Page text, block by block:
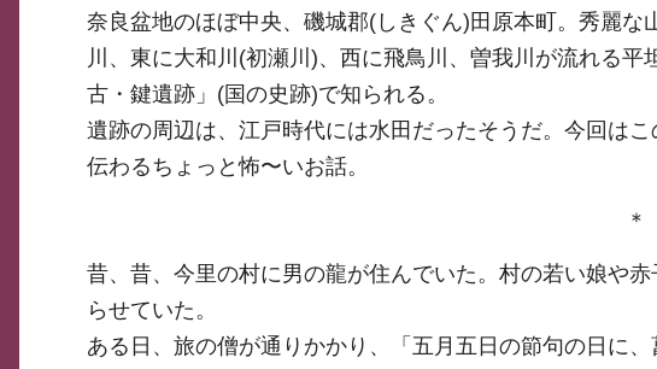
奈良盆地のほぼ中央、磯城郡(しきぐん)田原本町。秀麗
川、東に大和川(初瀬川)、西に飛鳥川、曽我川が流れる
古・鍵遺跡」(国の史跡)で知られる。
遺跡の周辺は、江戸時代には水田だったそうだ。今回は
伝わるちょっと怖〜いお話。
＊
昔、昔、今里の村に男の龍が住んでいた。村の若い娘や
らせていた。
ある日、旅の僧が通りかかり、「五月五日の節句の日に